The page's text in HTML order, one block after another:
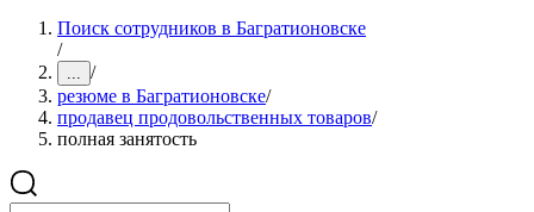
Поиск сотрудников в Багратионовске
/
... /
резюме в Багратионовске/
продавец продовольственных товаров/
полная занятость